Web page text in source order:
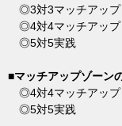
◎3対3マッチアップ
◎4対4マッチアッ
◎5対5実践
■マッチアップゾー
◎4対4マッチアッ
◎5対5実践